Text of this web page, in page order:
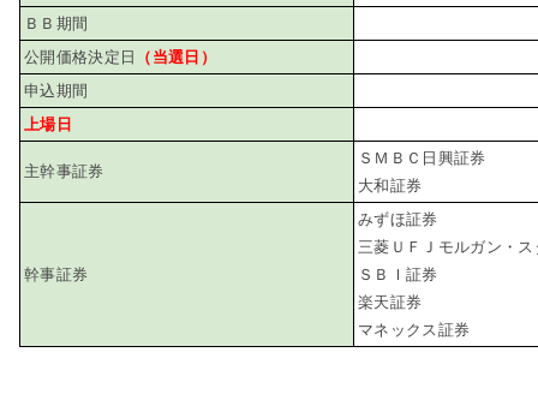
ＢＢ期間
公開価格決定日
（当選日）
申込期間
上場日
主幹事証券
ＳＭＢＣ日興証券
大和証券
幹事証券
みずほ証券
三菱ＵＦＪモルガン・
ＳＢＩ証券
楽天証券
マネックス証券